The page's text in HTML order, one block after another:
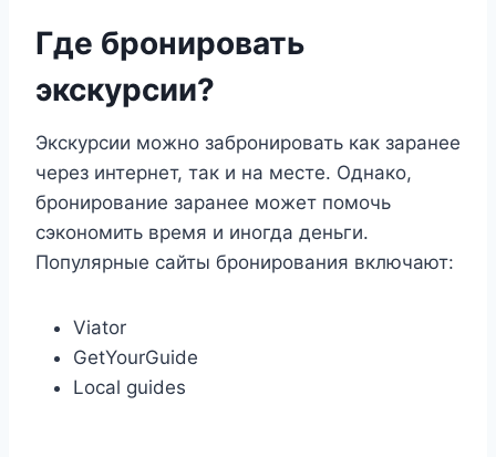
Где бронировать
экскурсии?
Экскурсии можно забронировать как заранее
через интернет, так и на месте. Однако,
бронирование заранее может помочь
сэкономить время и иногда деньги.
Популярные сайты бронирования включают:
Viator
GetYourGuide
Local guides